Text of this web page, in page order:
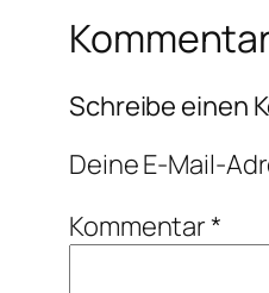
Schreibe einen
Deine E-Mail-
Kommentar*